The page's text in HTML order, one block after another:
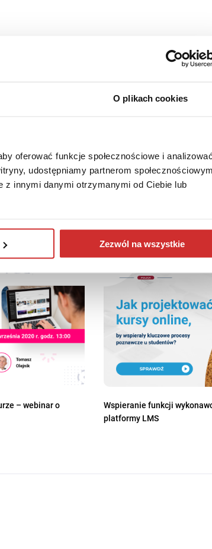
O plikach cookies
oferować funkcje społecznościowe i analizować
udostępniamy partnerom
z innymi danymi otrzymanymi od Ciebie lub
Zezwól na wszystkie
projektowego i cyfrowych
EMBA, szkolenia otwarte, zajęcia na studiach
MBA. Specjalizuje się w obszarze zarządzania i
przy tym narzędzia zarządzania projektami.
– webinar o
Wspieranie funkcji
platformy LMS